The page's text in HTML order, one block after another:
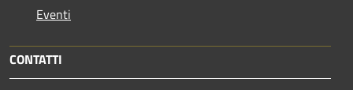
Eventi
CONTATTI